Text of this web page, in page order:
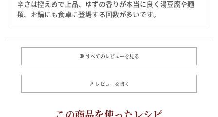
辛さは控えめで上品、ゆずの香りが本当に良く湯豆腐や麺
類、お鍋にも食卓に登場する回数が多いです。
すべてのレビューを見る
レビューを書く